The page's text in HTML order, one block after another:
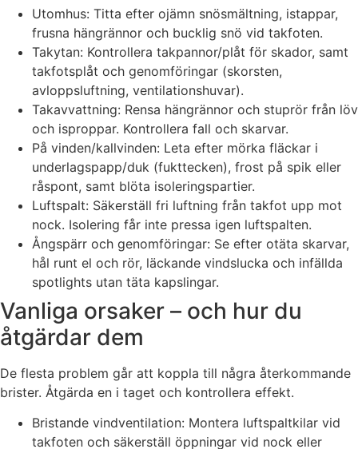
Utomhus: Titta efter ojämn snösmältning, istappar,
frusna hängrännor och bucklig snö vid takfoten.
Takytan: Kontrollera takpannor/plåt för skador, samt
takfotsplåt och genomföringar (skorsten,
avloppsluftning, ventilationshuvar).
Takavvattning: Rensa hängrännor och stuprör från löv
och isproppar. Kontrollera fall och skarvar.
På vinden/kallvinden: Leta efter mörka fläckar i
underlagspapp/duk (fukttecken), frost på spik eller
råspont, samt blöta isoleringspartier.
Luftspalt: Säkerställ fri luftning från takfot upp mot
nock. Isolering får inte pressa igen luftspalten.
Ångspärr och genomföringar: Se efter otäta skarvar,
hål runt el och rör, läckande vindslucka och infällda
spotlights utan täta kapslingar.
Vanliga orsaker – och hur du
åtgärdar dem
De flesta problem går att koppla till några återkommande
brister. Åtgärda en i taget och kontrollera effekt.
Bristande vindventilation: Montera luftspaltkilar vid
takfoten och säkerställ öppningar vid nock eller